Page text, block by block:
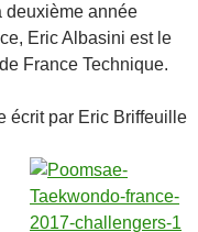
deuxième année
Eric Albasini est le
France Technique.
écrit par Eric Briffeuille